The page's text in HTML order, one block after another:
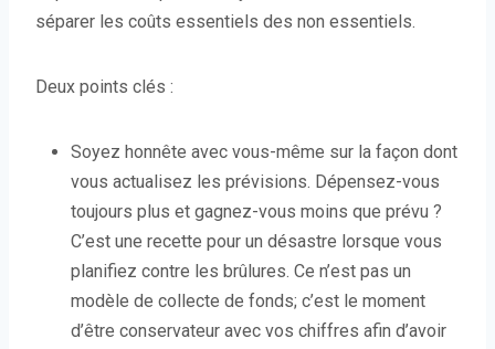
séparer les coûts essentiels des non essentiels.
Deux points clés :
Soyez honnête avec vous-même sur la façon dont
vous actualisez les prévisions. Dépensez-vous
toujours plus et gagnez-vous moins que prévu ?
C’est une recette pour un désastre lorsque vous
planifiez contre les brûlures. Ce n’est pas un
modèle de collecte de fonds; c’est le moment
d’être conservateur avec vos chiffres afin d’avoir